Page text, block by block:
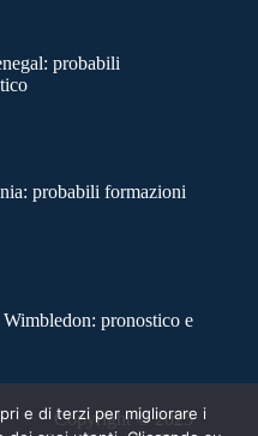
probabili
probabili formazioni
pronostico e
Copyright © 2025
e di terzi per migliorare i